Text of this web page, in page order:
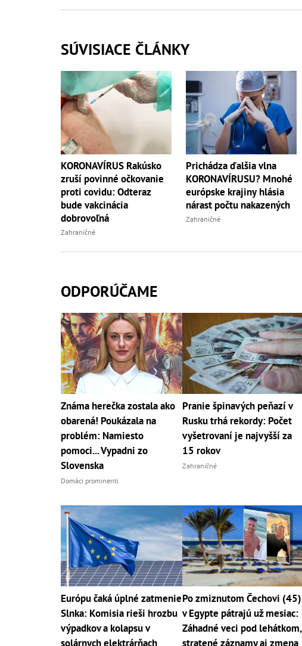
SÚVISIACE ČLÁNKY
KORONAVÍRUS Rakúsko
zruší povinné očkovanie
proti covidu: Odteraz
bude vakcinácia
dobrovoľná
Zahraničné
Prichádza ďalšia vlna
KORONAVÍRUSU? Mnohé
európske krajiny hlásia
nárast počtu nakazených
Zahraničné
ODPORÚČAME
Známa herečka zostala ako
obarená! Poukázala na
problém: Namiesto
pomoci... Vypadni zo
Slovenska
Domáci prominenti
Pranie špinavých peňazí v
Rusku trhá rekordy: Počet
vyšetrovaní je najvyšší za
15 rokov
Zahraničné
Európu čaká úplné zatmenie
Slnka: Komisia rieši hrozbu
výpadkov a kolapsu v
solárnych elektrárňach
Po zmiznutom Čechovi (45)
v Egypte pátrajú už mesiac:
Záhadné veci pod lehátkom,
stratené záznamy aj zmena